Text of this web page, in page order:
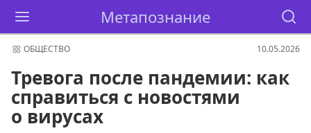
Метапознание
ОБЩЕСТВО 10.05.2026
Тревога после пандемии: как
справиться с новостями
о вирусах